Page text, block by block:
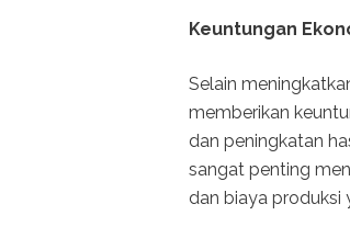
Keuntungan
Selain
memberikan
dan peningkatan
sangat penting
dan biaya produksi